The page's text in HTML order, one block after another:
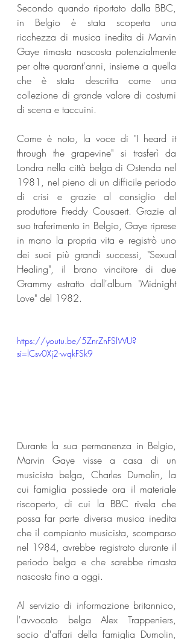
Secondo quando riportato dalla BBC,
in Belgio è stata scoperta una
ricchezza di musica inedita di Marvin
Gaye rimasta nascosta potenzialmente
per oltre quarant'anni, insieme a quella
che è stata descritta come una
collezione di grande valore di costumi
di scena e taccuini.
Come è noto, la voce di "I heard it
through the grapevine" si trasferì da
Londra nella città belga di Ostenda nel
1981, nel pieno di un difficile periodo
di crisi e grazie al consiglio del
produttore Freddy Cousaert. Grazie al
suo traferimento in Belgio, Gaye riprese
in mano la propria vita e registrò uno
dei suoi più grandi successi, "Sexual
Healing", il brano vincitore di due
Grammy estratto dall'album "Midnight
Love" del 1982.
https://youtu.be/5ZnrZnFSlWU?
si=lCsv0Xj2-wqkFSk9
Durante la sua permanenza in Belgio,
Marvin Gaye visse a casa di un
musicista belga, Charles Dumolin, la
cui famiglia possiede ora il materiale
riscoperto, di cui la BBC rivela che
possa far parte diversa musica inedita
che il compianto musicista, scomparso
nel 1984, avrebbe registrato durante il
periodo belga e che sarebbe rimasta
nascosta fino a oggi.
Al servizio di informazione britannico,
l'avvocato belga Alex Trappeniers,
socio d'affari della famiglia Dumolin,